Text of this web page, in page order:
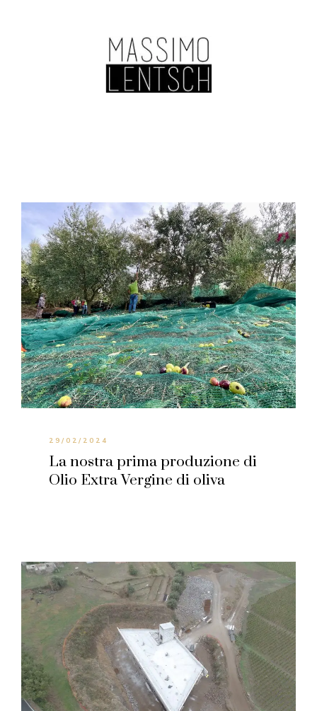
29/02/2024
La nostra prima produzione di
Olio Extra Vergine di oliva